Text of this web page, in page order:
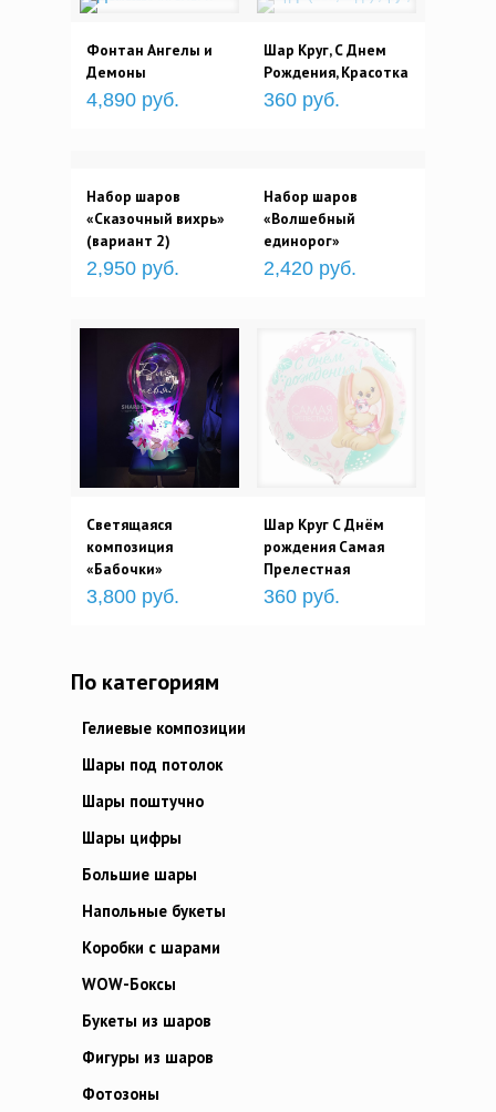
Фонтан Ангелы и
Демоны
4,890 руб.
Шар Круг, С Днем
Рождения, Красотка
360 руб.
Набор шаров
«Сказочный вихрь»
(вариант 2)
2,950 руб.
Набор шаров
«Волшебный
единорог»
2,420 руб.
Светящаяся
композиция
«Бабочки»
3,800 руб.
Шар Круг С Днём
рождения Самая
Прелестная
360 руб.
По категориям
Гелиевые композиции
Шары под потолок
Шары поштучно
Шары цифры
Большие шары
Напольные букеты
Коробки с шарами
WOW-Боксы
Букеты из шаров
Фигуры из шаров
Фотозоны